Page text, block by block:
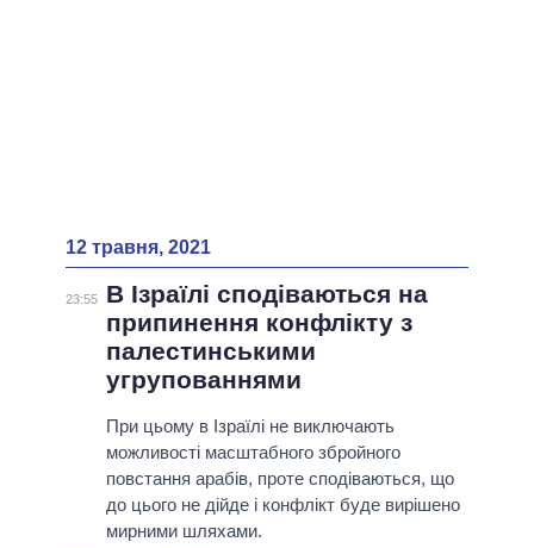
12 травня, 2021
23:55
В Ізраїлі сподіваються на
припинення конфлікту з
палестинськими
угрупованнями
При цьому в Ізраїлі не виключають
можливості масштабного збройного
повстання арабів, проте сподіваються, що
до цього не дійде і конфлікт буде вирішено
мирними шляхами.